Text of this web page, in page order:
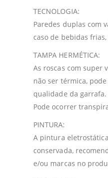
TECNOLOGIA:
Paredes duplas com
caso de bebidas
TAMPA HERMÉTICA:
As roscas com super
não ser térmica,
qualidade da garrafa.
Pode ocorrer
PINTURA:
A pintura
conservada,
e/ou marcas no